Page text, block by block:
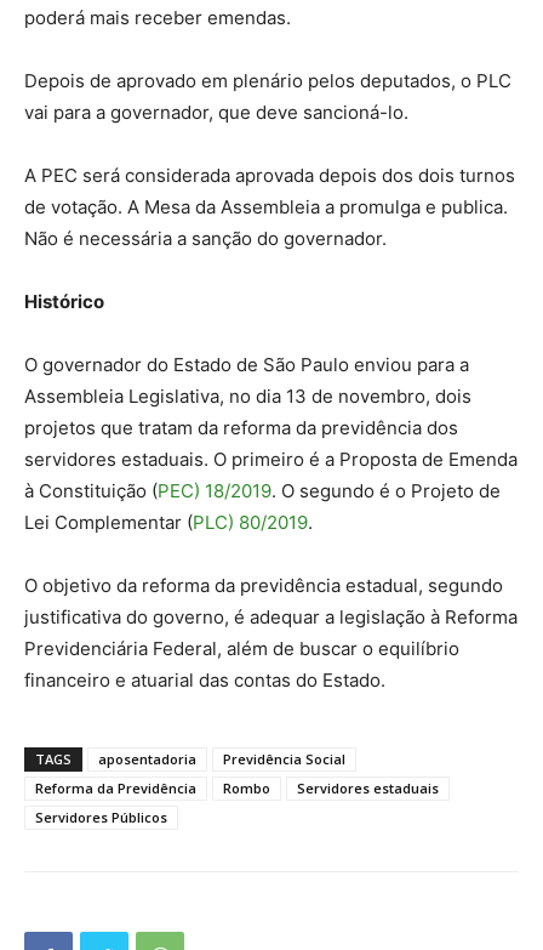
poderá mais receber emendas.
Depois de aprovado em plenário pelos deputados, o PLC
vai para a governador, que deve sancioná-lo.
A PEC será considerada aprovada depois dos dois turnos
de votação. A Mesa da Assembleia a promulga e publica.
Não é necessária a sanção do governador.
Histórico
O governador do Estado de São Paulo enviou para a
Assembleia Legislativa, no dia 13 de novembro, dois
projetos que tratam da reforma da previdência dos
servidores estaduais. O primeiro é a Proposta de Emenda
à Constituição (PEC) 18/2019. O segundo é o Projeto de
Lei Complementar (PLC) 80/2019.
O objetivo da reforma da previdência estadual, segundo
justificativa do governo, é adequar a legislação à Reforma
Previdenciária Federal, além de buscar o equilíbrio
financeiro e atuarial das contas do Estado.
TAGS aposentadoria
Previdência Social
Reforma da Previdência
Rombo
Servidores estaduais
Servidores Públicos